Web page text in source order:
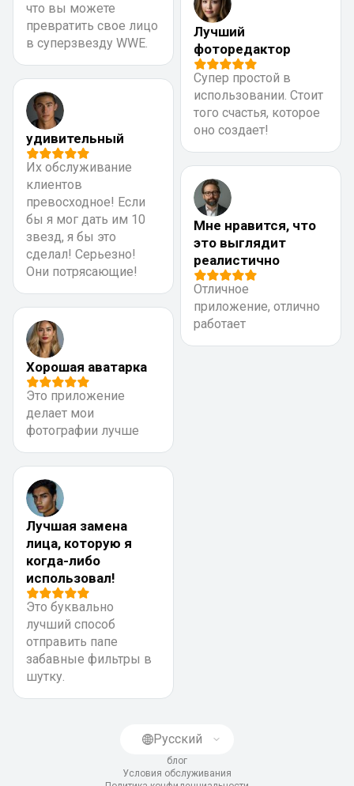
что вы можете
превратить свое лицо
в суперзвезду WWE.
удивительный
Их обслуживание
клиентов
превосходное! Если
бы я мог дать им 10
звезд, я бы это
сделал! Серьезно!
Они потрясающие!
Хорошая аватарка
Это приложение
делает мои
фотографии лучше
Лучшая замена
лица, которую я
когда-либо
использовал!
Это буквально
лучший способ
отправить папе
забавные фильтры в
шутку.
Лучший
фоторедактор
Супер простой в
использовании. Стоит
того счастья, которое
оно создает!
Мне нравится, что
это выглядит
реалистично
Отличное
приложение, отлично
работает
блог
Условия обслуживания
Русский